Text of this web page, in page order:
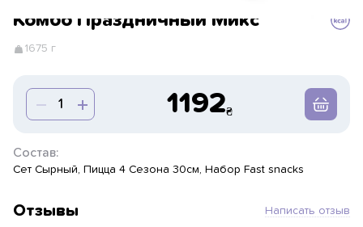
Комбо Праздничный Микс
1675 г
1192
Состав:
Сет Сырный, Пицца 4 Сезона 30см, Набор Fast snacks
Отзывы Написать отзыв